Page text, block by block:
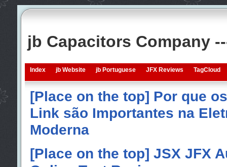
jb Capacitors Company
Index jb Website jb Portuguese JFX Reviews TagCloud
[Place on the top] Por que
Link são Importantes na
Moderna
[Place on the top] JSX JFX